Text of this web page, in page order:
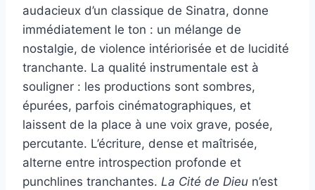
audacieux d’un classique de Sinatra, donne
immédiatement le ton : un mélange de
nostalgie, de violence intériorisée et de lucidité
tranchante. La qualité instrumentale est à
souligner : les productions sont sombres,
épurées, parfois cinématographiques, et
laissent de la place à une voix grave, posée,
percutante. L’écriture, dense et maîtrisée,
alterne entre introspection profonde et
punchlines tranchantes. La Cité de Dieu n’est